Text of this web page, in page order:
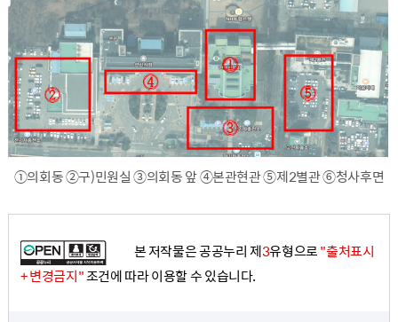
①의회동 ②구)민원실 ③의회동 앞 ④본관현관 ⑤제2별관 ⑥청사후면
본 저작물은 공공누리 제3유형으로"출처표시
+ 변경금지"조건에 따라 이용할 수 있습니다.